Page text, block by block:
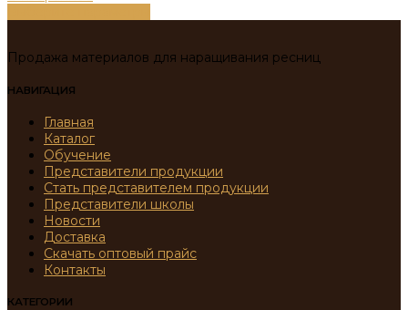
Продажа материалов для наращивания ресниц
НАВИГАЦИЯ
Главная
Каталог
Обучение
Представители продукции
Стать представителем продукции
Представители школы
Новости
Доставка
Скачать оптовый прайс
Контакты
КАТЕГОРИИ